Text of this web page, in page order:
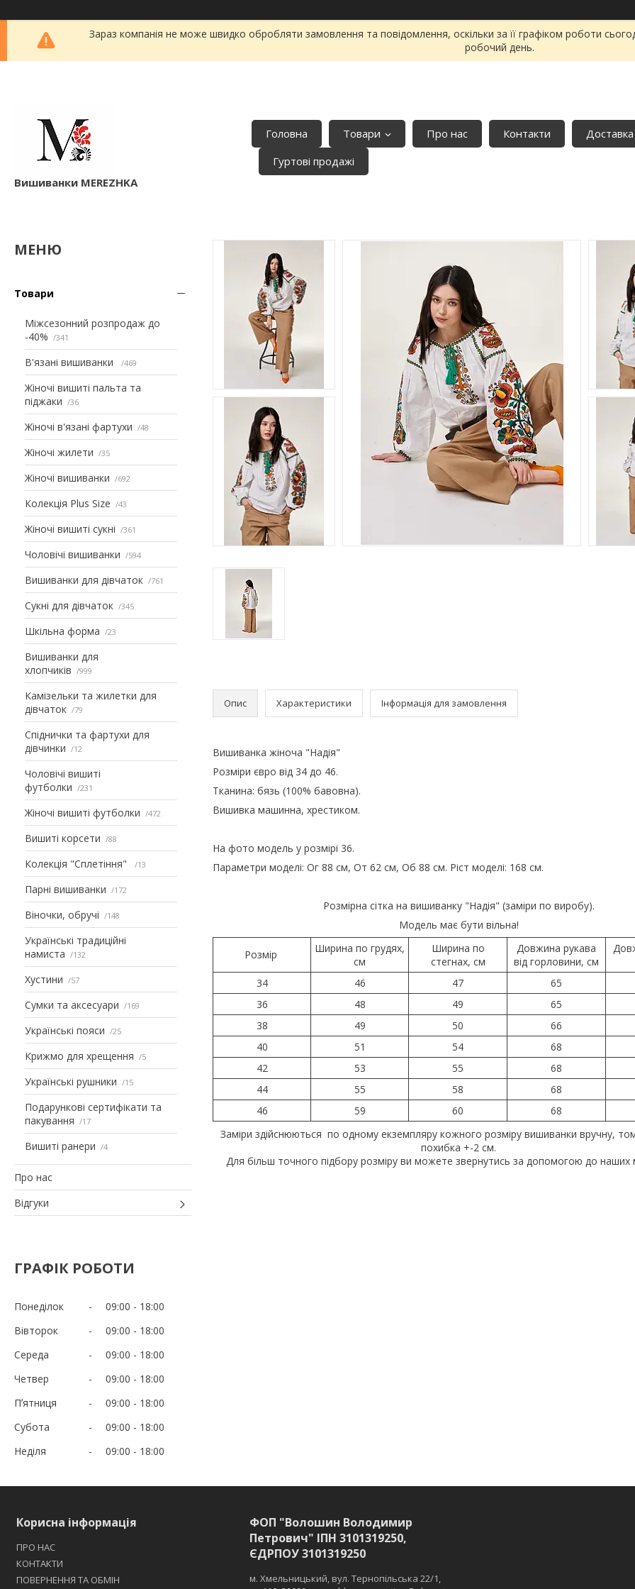
Зараз компанія не може швидко обробляти замовлення та повідомлення, оскільки за її графіком роботи
робочий день.
Вишиванки MEREZHKA
Головна Товари Про нас Контакти
Гуртові продажі
Товари
Міжсезонний розпродаж до
-40%
341
В'язані вишиванки 469
Жіночі вишиті пальта та
піджаки
36
Жіночі в'язані фартухи 48
Жіночі жилети 35
Жіночі вишиванки 692
Колекція Plus Size 43
Жіночі вишиті сукні 361
Чоловічі вишиванки 594
Вишиванки для дівчаток 761
Сукні для дівчаток 345
Шкільна форма 23
Вишиванки для
хлопчиків
999
Камізельки та жилетки для
дівчаток
79
Спіднички та фартухи для
дівчинки
12
Чоловічі вишиті
футболки
231
Жіночі вишиті футболки 472
Вишиті корсети 88
Колекція "Сплетіння" 13
Парні вишиванки 172
Віночки, обручі 148
Українські традиційні
намиста
132
Хустини 57
Сумки та аксесуари 169
Українські пояси 25
Крижмо для хрещення 5
Українські рушники 15
Подарункові сертифікати та
пакування
17
Вишиті ранери 4
Про нас
Відгуки
ГРАФІК РОБОТИ
Понеділок 09:00
18:00
Вівторок
09:00
18:00
Середа
09:00
18:00
Четвер
09:00
18:00
Пʼятниця
09:00
18:00
Субота
09:00
18:00
Неділя
09:00 18:00
Опис Характеристики Інформація для замовлення
Вишиванка жіноча "Надія"
Розміри євро від 34 до 46.
Тканина: бязь (100% бавовна).
Вишивка машинна, хрестиком.
На фото модель у розмірі 36.
Параметри моделі: Ог 88 см, От 62 см, Об 88 см. Ріст моделі: 168 см.
Розмірна сітка на вишиванку "Надія" (заміри по виробу).
Модель має бути вільна!
Розмір
Ширина по грудях,
см
Ширина по
стегнах, см
Довжина рукава
від горловини, см
34
46 47 65
36
48 49 65
38
49 50 66
40
51 54 68
42
53 55 68
44
55 58 68
46
59 60 68
Заміри здійснюються по одному екземпляру кожного розміру вишиванки вручну,
похибка +-2 см.
Для більш точного підбору розміру ви можете звернутись за допомогою до наших
Корисна інформація
ПРО НАС
КОНТАКТИ
ПОВЕРНЕННЯ ТА ОБМІН
ФОП "Волошин Володимир
Петрович" ІПН 3101319250,
ЄДРПОУ 3101319250
м. Хмельницький, вул. Тернопільська 22/1,